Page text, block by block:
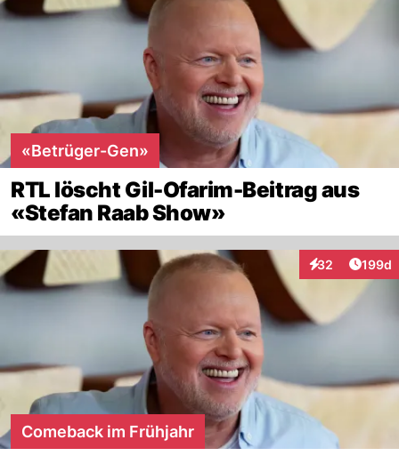
«Betrüger-Gen»
RTL löscht Gil-Ofarim-Beitrag aus
«Stefan Raab Show»
32
Interaktionen
199d
Comeback im Frühjahr